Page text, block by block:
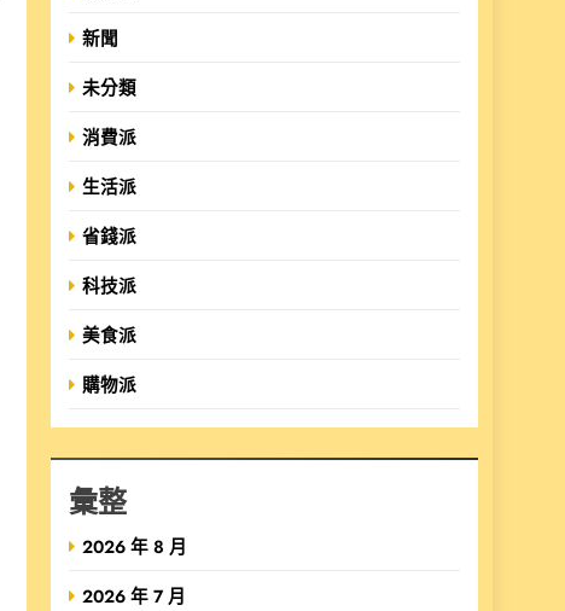
新聞
未分類
消費派
生活派
省錢派
科技派
美食派
購物派
彙整
2026 年 8 月
2026 年 7 月